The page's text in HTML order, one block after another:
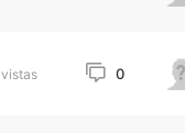
vistas 0